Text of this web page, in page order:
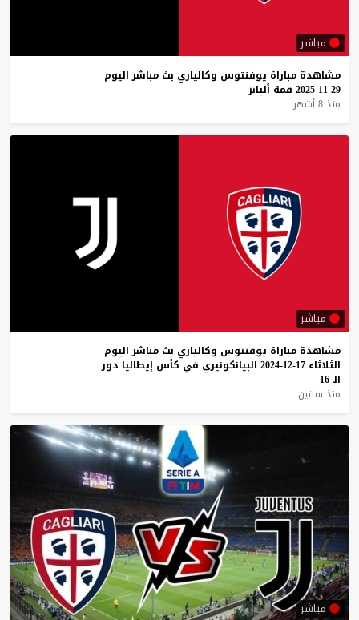
مباشر
مشاهدة مباراة يوفنتوس وكالياري بث مباشر اليوم
29-11-2025
قمة أليانز
منذ 8 أشهر
مباشر
مشاهدة مباراة يوفنتوس وكالياري بث مباشر اليوم
الثلاثاء 17-12-2024 البيانكونيري في كأس إيطاليا دور
الـ 16
منذ سنتين
مباشر